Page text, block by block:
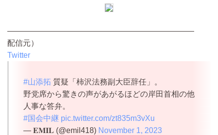
————————————————————————
配信元）
Twitter
#山添拓 質疑「柿沢法務副大臣辞任」。
野党席から驚きの声があがるほどの岸田首相の他
人事な答弁。
#国会中継 pic.twitter.com/zt835m3vXu
— 𝐄𝐌𝐈𝐋 (@emil418) November 1, 2023